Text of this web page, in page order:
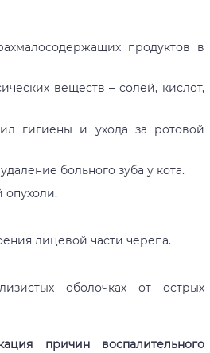
продуктов в
веществ – солей, кислот,
гигиены и ухода за ротовой
больного зуба у кота.
опухоли.
лицевой части черепа.
оболочках от острых
причин воспалительного